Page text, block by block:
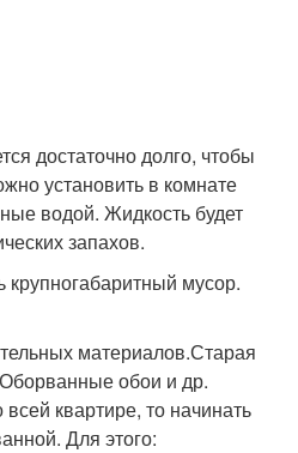
достаточно долго, чтобы
установить в комнате
водой. Жидкость будет
запахов.
крупногабаритный мусор.
материалов.Старая
обои и др.
квартире, то начинать
Для этого: